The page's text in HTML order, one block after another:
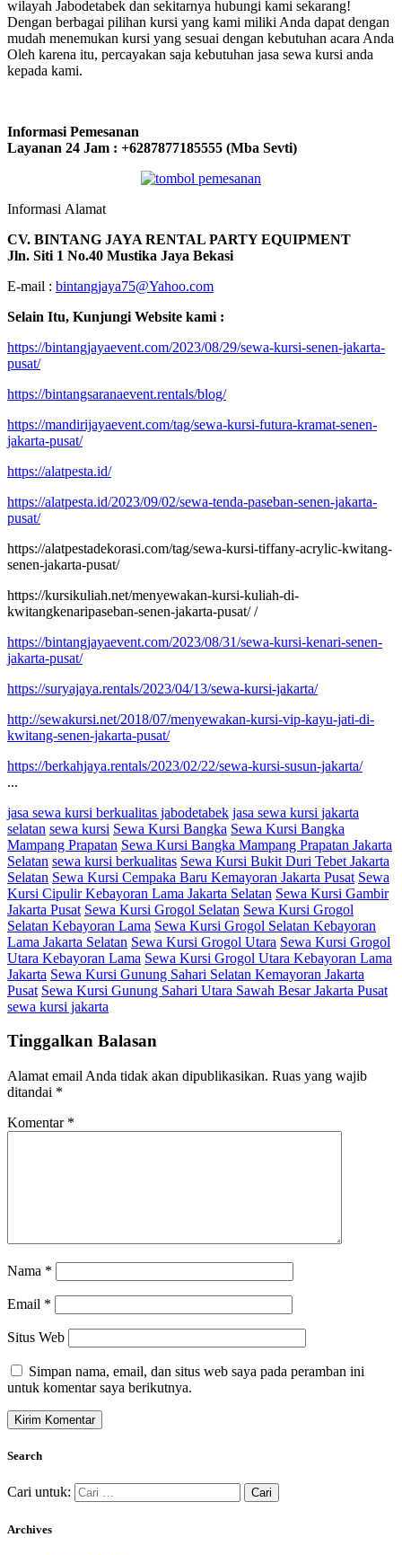
wilayah Jabodetabek dan sekitarnya hubungi kami sekarang!
Dengan berbagai pilihan kursi yang kami miliki Anda dapat dengan
mudah menemukan kursi yang sesuai dengan kebutuhan acara Anda
Oleh karena itu, percayakan saja kebutuhan jasa sewa kursi anda
kepada kami.
Informasi Pemesanan
Layanan 24 Jam : +6287877185555 (Mba Sevti)
Informasi Alamat
CV. BINTANG JAYA RENTAL PARTY EQUIPMENT
Jln. Siti 1 No.40 Mustika Jaya Bekasi
E-mail : bintangjaya75@Yahoo.com
Selain Itu, Kunjungi Website kami :
https://bintangjayaevent.com/2023/08/29/sewa-kursi-senen-jakarta-
pusat/
https://bintangsaranaevent.rentals/blog/
https://mandirijayaevent.com/tag/sewa-kursi-futura-kramat-senen-
jakarta-pusat/
https://alatpesta.id/
https://alatpesta.id/2023/09/02/sewa-tenda-paseban-senen-jakarta-
pusat/
https://alatpestadekorasi.com/tag/sewa-kursi-tiffany-acrylic-kwitang-
senen-jakarta-pusat/
https://kursikuliah.net/menyewakan-kursi-kuliah-di-
kwitangkenaripaseban-senen-jakarta-pusat/ /
https://bintangjayaevent.com/2023/08/31/sewa-kursi-kenari-senen-
jakarta-pusat/
https://suryajaya.rentals/2023/04/13/sewa-kursi-jakarta/
http://sewakursi.net/2018/07/menyewakan-kursi-vip-kayu-jati-di-
kwitang-senen-jakarta-pusat/
https://berkahjaya.rentals/2023/02/22/sewa-kursi-susun-jakarta/
...
jasa sewa kursi berkualitas jabodetabek jasa sewa kursi jakarta
selatan sewa kursi Sewa Kursi Bangka Sewa Kursi Bangka
Mampang Prapatan Sewa Kursi Bangka Mampang Prapatan Jakarta
Selatan sewa kursi berkualitas Sewa Kursi Bukit Duri Tebet Jakarta
Selatan Sewa Kursi Cempaka Baru Kemayoran Jakarta Pusat Sewa
Kursi Cipulir Kebayoran Lama Jakarta Selatan Sewa Kursi Gambir
Jakarta Pusat Sewa Kursi Grogol Selatan Sewa Kursi Grogol
Selatan Kebayoran Lama Sewa Kursi Grogol Selatan Kebayoran
Lama Jakarta Selatan Sewa Kursi Grogol Utara Sewa Kursi Grogol
Utara Kebayoran Lama Sewa Kursi Grogol Utara Kebayoran Lama
Jakarta Sewa Kursi Gunung Sahari Selatan Kemayoran Jakarta
Pusat Sewa Kursi Gunung Sahari Utara Sawah Besar Jakarta Pusat
sewa kursi jakarta
Tinggalkan Balasan
Alamat email Anda tidak akan dipublikasikan. Ruas yang wajib
ditandai *
Komentar *
Nama *
Email *
Situs Web
Simpan nama, email, dan situs web saya pada peramban ini
untuk komentar saya berikutnya.
Search
Cari untuk:
Archives